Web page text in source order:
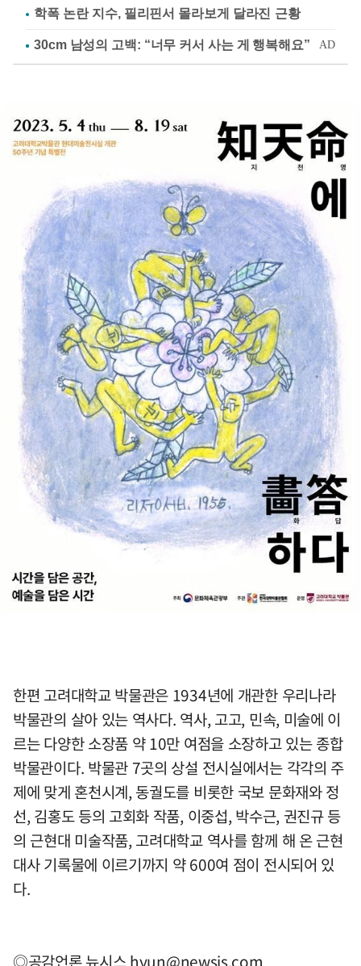
학폭 논란 지수, 필리핀서 몰라보게 달라진 근황
한편 고려대학교 박물관은 1934년에 개관한 우리나라
박물관의 살아 있는 역사다. 역사, 고고, 민속, 미술에 이
르는 다양한 소장품 약 10만 여점을 소장하고 있는 종합
박물관이다. 박물관 7곳의 상설 전시실에서는 각각의 주
제에 맞게 혼천시계, 동궐도를 비롯한 국보 문화재와 정
선, 김홍도 등의 고회화 작품, 이중섭, 박수근, 권진규 등
의 근현대 미술작품, 고려대학교 역사를 함께 해 온 근현
대사 기록물에 이르기까지 약 600여 점이 전시되어 있
다.
◎공감언론 뉴시스 hyun@newsis.com